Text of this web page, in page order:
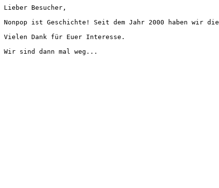
Lieber Besucher,
Nonpop ist Geschichte! Seit dem Jahr 2000 haben wir
Vielen Dank für Euer Interesse.
Wir sind dann mal weg...